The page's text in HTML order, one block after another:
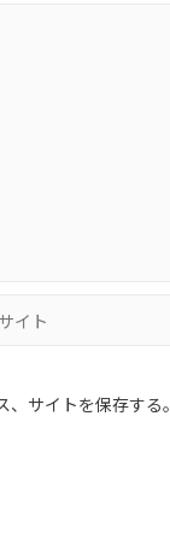
サイトを保存する。